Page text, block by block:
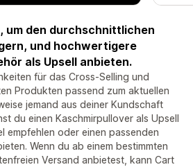
um den durchschnittlichen
und hochwertigere
als Upsell anbieten.
für das Cross-Selling und
Produkten passend zum aktuellen
jemand aus deiner Kundschaft
du einen Kaschmirpullover als Upsell
empfehlen oder einen passenden
Wenn du ab einem bestimmten
Versand anbietest, kann Cart